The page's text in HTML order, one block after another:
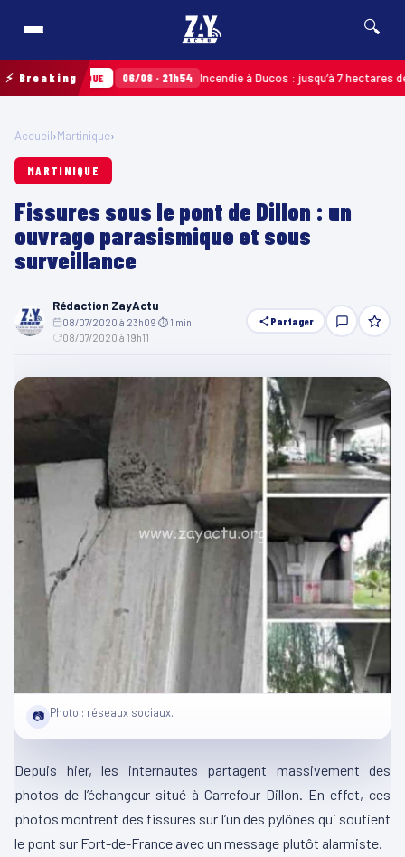
🔍
⚡ Breaking
MARTINIQUE 06/08 · 21h54 Incendie à Ducos : jusqu’à 7 hectares de la
Accueil›Martinique›
MARTINIQUE
Fissures sous le pont de Dillon : un
ouvrage parasismique et sous
surveillance
Rédaction ZayActu
08/07/2020 à 23h09 ⏱ 1 min
08/07/2020 à 19h11
Partager
📷 Photo : réseaux sociaux.
Depuis hier, les internautes partagent massivement des
photos de l’échangeur situé à Carrefour Dillon. En effet, ces
photos montrent des fissures sur l’un des pylônes qui soutient
le pont sur Fort-de-France avec un message plutôt alarmiste.